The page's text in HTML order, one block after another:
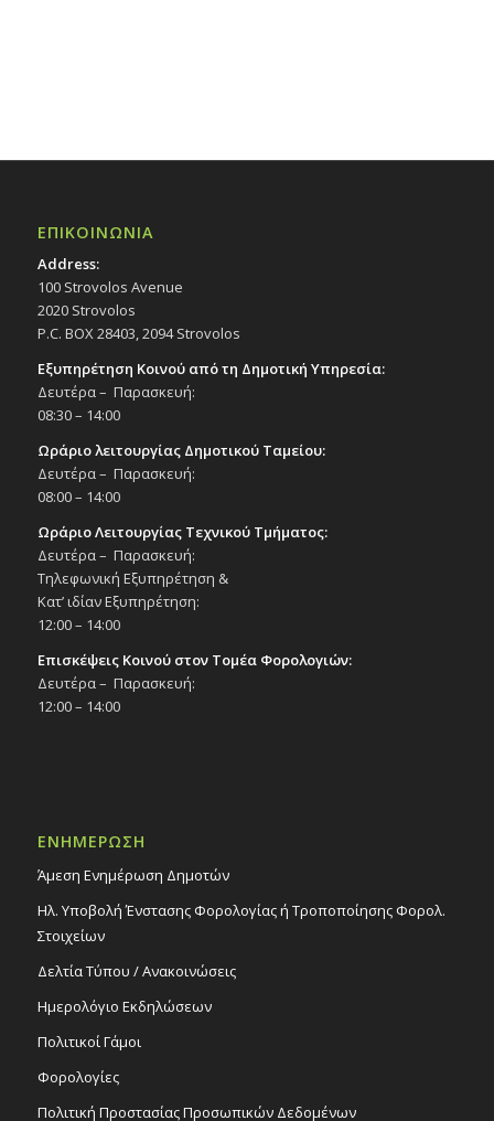
ΕΠΙΚΟΙΝΩΝΙΑ
Address:
100 Strovolos Avenue
2020 Strovolos
P.C. BOX 28403, 2094 Strovolos
Εξυπηρέτηση Κοινού από τη Δημοτική Υπηρεσία:
Δευτέρα – Παρασκευή:
08:30 – 14:00
Ωράριο λειτουργίας Δημοτικού Ταμείου:
Δευτέρα – Παρασκευή:
08:00 – 14:00
Ωράριο Λειτουργίας Τεχνικού Τμήματος:
Δευτέρα – Παρασκευή:
Τηλεφωνική Εξυπηρέτηση &
Κατ’ ιδίαν Εξυπηρέτηση:
12:00 – 14:00
Επισκέψεις Κοινού στον Τομέα Φορολογιών:
Δευτέρα – Παρασκευή:
12:00 – 14:00
ΕΝΗΜΕΡΩΣΗ
Άμεση Ενημέρωση Δημοτών
Ηλ. Υποβολή Ένστασης Φορολογίας ή Τροποποίησης Φορολ.
Στοιχείων
Δελτία Τύπου / Ανακοινώσεις
Ημερολόγιο Εκδηλώσεων
Πολιτικοί Γάμοι
Φορολογίες
Πολιτική Προστασίας Προσωπικών Δεδομένων